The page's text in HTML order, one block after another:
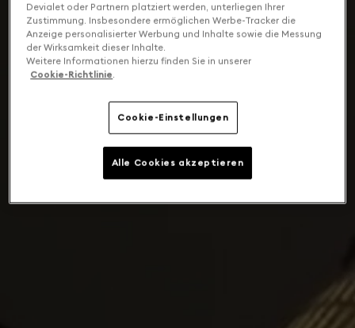
Devialet oder Partnern platziert werden, unterliegen Ihrer
Zustimmung. Insbesondere ermöglichen Werbe-Tracker die
Anzeige personalisierter Werbung und Inhalte sowie die Messung
der Wirksamkeit dieser Inhalte.
Weitere Informationen hierzu finden Sie in unserer
Cookie-Richtlinie.
Cookie-Einstellungen
Alle Cookies akzeptieren